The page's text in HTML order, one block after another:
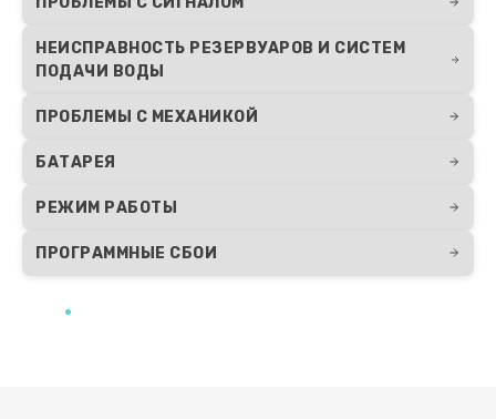
НЕИСПРАВНОСТЬ РЕЗЕРВУАРОВ И СИСТЕМ
ПОДАЧИ ВОДЫ
ПРОБЛЕМЫ С МЕХАНИКОЙ
БАТАРЕЯ
РЕЖИМ РАБОТЫ
ПРОГРАММНЫЕ СБОИ